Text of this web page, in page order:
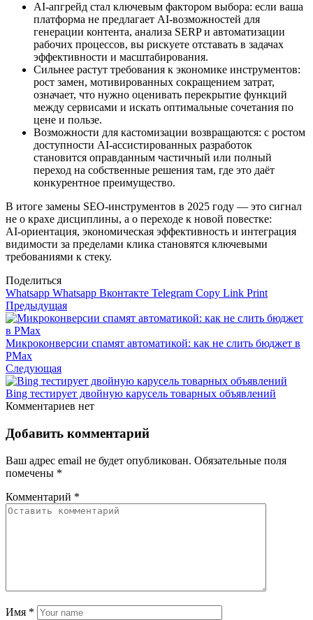
AI‑апгрейд стал ключевым фактором выбора: если ваша
платформа не предлагает AI‑возможностей для
генерации контента, анализа SERP и автоматизации
рабочих процессов, вы рискуете отставать в задачах
эффективности и масштабирования.
Сильнее растут требования к экономике инструментов:
рост замен, мотивированных сокращением затрат,
означает, что нужно оценивать перекрытие функций
между сервисами и искать оптимальные сочетания по
цене и пользе.
Возможности для кастомизации возвращаются: с ростом
доступности AI‑ассистированных разработок
становится оправданным частичный или полный
переход на собственные решения там, где это даёт
конкурентное преимущество.
В итоге замены SEO‑инструментов в 2025 году — это сигнал
не о крахе дисциплины, а о переходе к новой повестке:
AI‑ориентация, экономическая эффективность и интеграция
видимости за пределами клика становятся ключевыми
требованиями к стеку.
Поделиться
Whatsapp Whatsapp Вконтакте Telegram Copy Link Print
Предыдущая
Микроконверсии спамят автоматикой: как не слить бюджет в
PMax
Следующая
Bing тестирует двойную карусель товарных объявлений
Комментариев нет
Добавить комментарий
Ваш адрес email не будет опубликован. Обязательные поля
помечены *
Комментарий *
Имя *